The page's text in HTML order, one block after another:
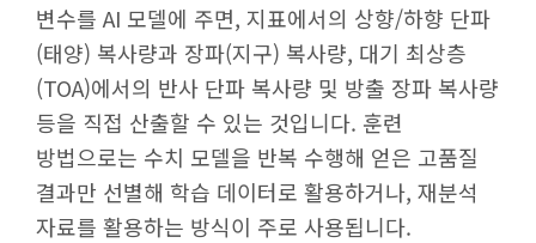
변수를 AI 모델에 주면, 지표에서의 상향/하향 단파
(태양) 복사량과 장파(지구) 복사량, 대기 최상층
(TOA)에서의 반사 단파 복사량 및 방출 장파 복사량
등을 직접 산출할 수 있는 것입니다. 훈련
방법으로는 수치 모델을 반복 수행해 얻은 고품질
결과만 선별해 학습 데이터로 활용하거나, 재분석
자료를 활용하는 방식이 주로 사용됩니다.